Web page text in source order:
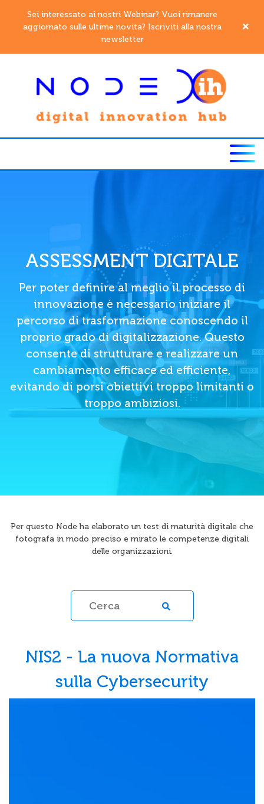
Sei interessato ai nostri Webinar? Vuoi rimanere
aggiornato sulle ultime novitá? Iscriviti alla nostra
newsletter
ASSESSMENT DIGITALE
Per poter definire al meglio il processo di
innovazione è necessario iniziare il
percorso di trasformazione conoscendo il
proprio grado di digitalizzazione. Questo
consente di strutturare e realizzare un
cambiamento efficace ed efficiente,
evitando di porsi obiettivi troppo limitanti o
troppo ambiziosi.
Per questo Node ha elaborato un test di maturità digitale che
fotografa in modo preciso e mirato le competenze digitali
delle organizzazioni.
NIS2 - La nuova Normativa
sulla Cybersecurity